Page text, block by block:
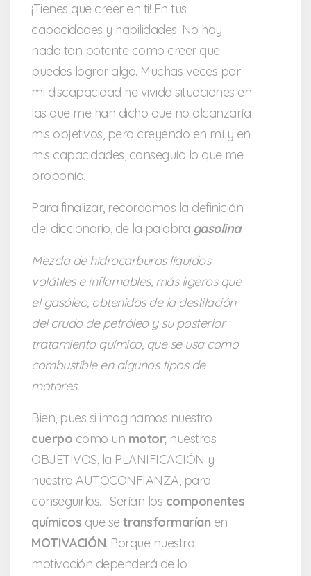
¡Tienes que creer en ti! En tus
capacidades y habilidades. No hay
nada tan potente como creer que
puedes lograr algo. Muchas veces por
mi discapacidad he vivido situaciones en
las que me han dicho que no alcanzaría
mis objetivos, pero creyendo en mí y en
mis capacidades, conseguía lo que me
proponía.
Para finalizar, recordamos la definición
del diccionario, de la palabra gasolina:
Mezcla de hidrocarburos líquidos
volátiles e inflamables, más ligeros que
el gasóleo, obtenidos de la destilación
del crudo de petróleo y su posterior
tratamiento químico, que se usa como
combustible en algunos tipos de
motores.
Bien, pues si imaginamos nuestro
cuerpo como un motor; nuestros
OBJETIVOS, la PLANIFICACIÓN y
nuestra AUTOCONFIANZA, para
conseguirlos… Serían los componentes
químicos que setransformarían en
MOTIVACIÓN. Porque nuestra
motivación dependerá de lo